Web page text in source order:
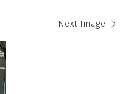
Next Image